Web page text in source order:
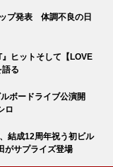
ップ発表 体調不良の日
ヒットそして【LOVE
る
ボードライブ公演開
ロ
結成12周年祝う初ビル
がサプライズ登場